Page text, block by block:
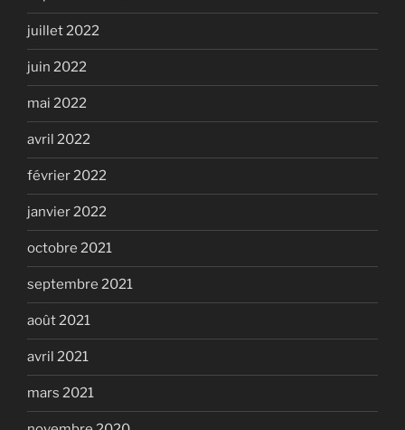
juillet 2022
juin 2022
mai 2022
avril 2022
février 2022
janvier 2022
octobre 2021
septembre 2021
août 2021
avril 2021
mars 2021